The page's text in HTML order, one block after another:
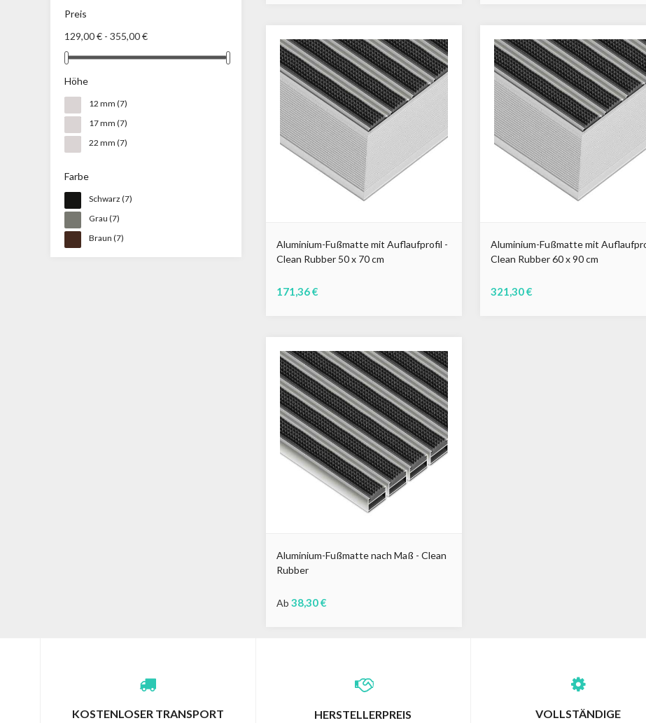
Preis
129,00 € - 355,00 €
Höhe
12 mm (7)
17 mm (7)
22 mm (7)
Farbe
Schwarz (7)
Grau (7)
Braun (7)
Aluminium-Fußmatte mit Auflaufprofil -
Clean Rubber 50 x 70 cm
171,36 €
Aluminium-Fußmatte mit
Clean Rubber 60 x 90 cm
321,30 €
Aluminium-Fußmatte nach Maß - Clean
Rubber
Ab 38,30 €
KOSTENLOSER TRANSPORT HERSTELLERPREIS VOLLSTÄNDIGE